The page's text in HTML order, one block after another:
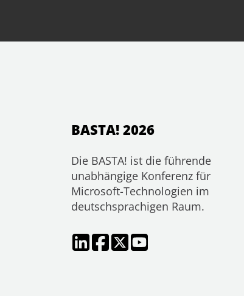
BASTA! 2026
Die BASTA! ist die führende
unabhängige Konferenz für
Microsoft-Technologien im
deutschsprachigen Raum.